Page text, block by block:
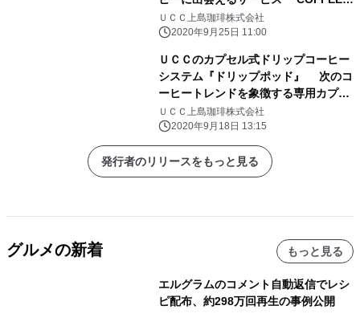
STYLE UCC』
ＵＣＣ上島珈琲株式会社
2020年9月25日 11:00
ＵＣＣのカプセル式ドリップコーヒー
システム『ドリップポッド』 次のコ
ーヒートレンドを象徴する専用カプセ
ル 『ブラジル＆ホンジュラス Ramo
de rosas(ラモ デ ローサ)』 2020年
9月18日(金) より公式通販サイト
「ドリップポッドストア」にてブレン
ドの職人技を体感できる 特別なセット
ＵＣＣ上島珈琲株式会社
2020年9月18日 13:15
発行者のリリースをもっと見る
グルメの新着 もっと見る
エルグラムのコメント自動返信でレシ
ピ配布、約298万回再生の事例公開